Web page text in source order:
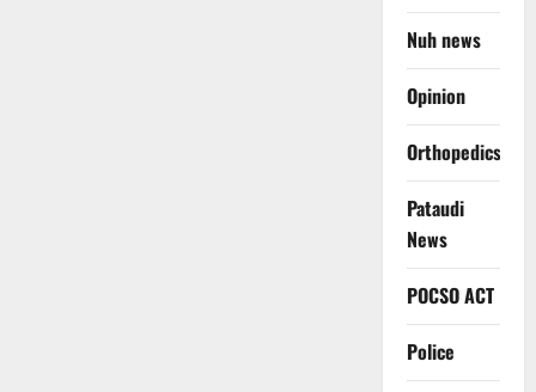
Nuh news
Opinion
Orthopedics
Pataudi
News
POCSO ACT
Police